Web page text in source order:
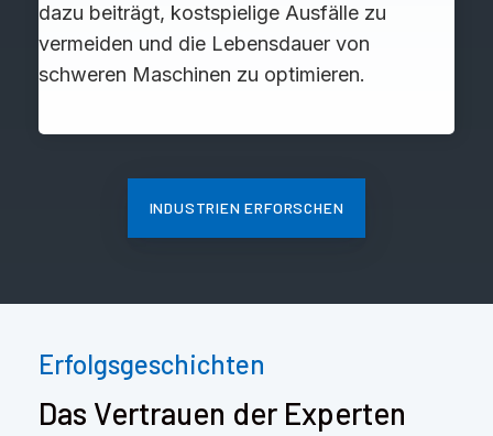
dazu beiträgt, kostspielige Ausfälle zu
vermeiden und die Lebensdauer von
schweren Maschinen zu optimieren.
INDUSTRIEN ERFORSCHEN
Erfolgsgeschichten
Das Vertrauen der Experten